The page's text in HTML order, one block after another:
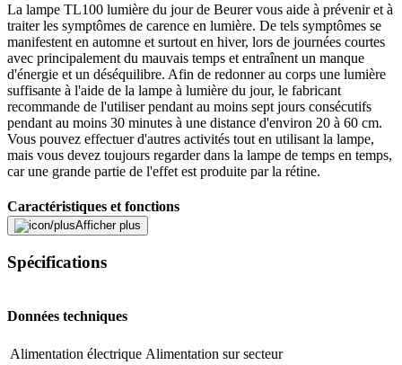
La lampe TL100 lumière du jour de Beurer vous aide à prévenir et à
traiter les symptômes de carence en lumière. De tels symptômes se
manifestent en automne et surtout en hiver, lors de journées courtes
avec principalement du mauvais temps et entraînent un manque
d'énergie et un déséquilibre. Afin de redonner au corps une lumière
suffisante à l'aide de la lampe à lumière du jour, le fabricant
recommande de l'utiliser pendant au moins sept jours consécutifs
pendant au moins 30 minutes à une distance d'environ 20 à 60 cm.
Vous pouvez effectuer d'autres activités tout en utilisant la lampe,
mais vous devez toujours regarder dans la lampe de temps en temps,
car une grande partie de l'effet est produite par la rétine.
Caractéristiques et fonctions
l'application «LightUp» de Beurer sur votre smartphone.
L'application vous permet de régler la luminosité de votre lampe
la minuterie sur la durée de traitement souhaitée. Outre le traitement
du manque de lumière, la TL100 peut également vous servir de
Light prédéfinies. Vous effectuez également ces réglages
Afficher plus
Spécifications
Données techniques
Alimentation électrique Alimentation sur secteur